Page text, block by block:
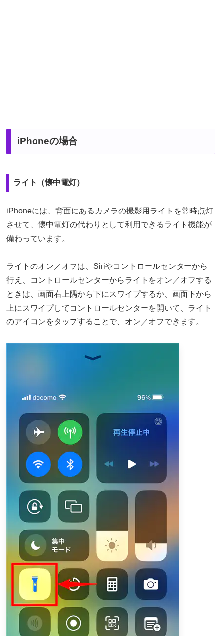
iPhoneの場合
ライト（懐中電灯）
iPhoneには、背面にあるカメラの撮影用ライトを常時点灯
させて、懐中電灯の代わりとして利用できるライト機能が
備わっています。
ライトのオン／オフは、Siriやコントロールセンターから
行え、コントロールセンターからライトをオン／オフする
ときは、画面右上隅から下にスワイプするか、画面下から
上にスワイプしてコントロールセンターを開いて、ライト
のアイコンをタップすることで、オン／オフできます。